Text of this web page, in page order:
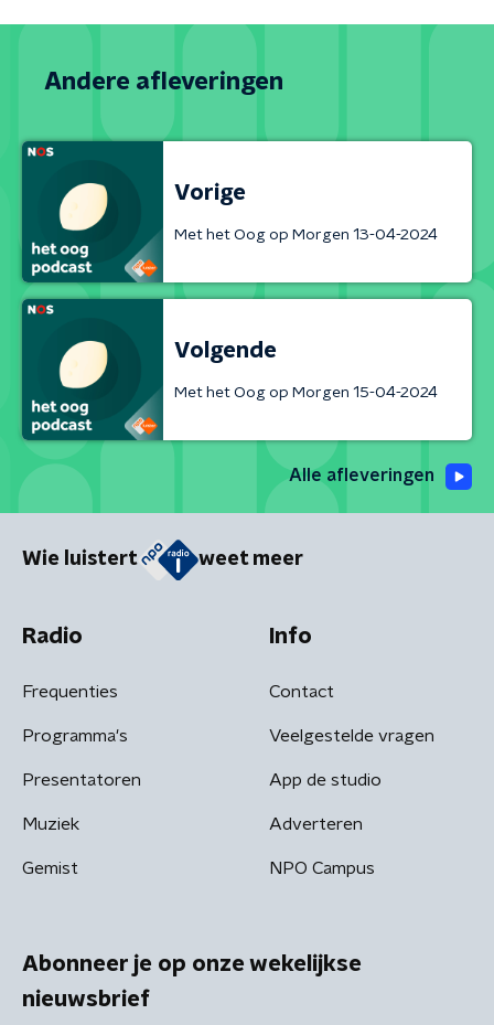
Andere afleveringen
Vorige
Met het Oog op Morgen 13-04-2024
Volgende
Met het Oog op Morgen 15-04-2024
Alle afleveringen
Wie luistert weet meer
Radio
Frequenties
Programma's
Presentatoren
Muziek
Gemist
Info
Contact
Veelgestelde vragen
App de studio
Adverteren
NPO Campus
Abonneer je op onze wekelijkse
nieuwsbrief